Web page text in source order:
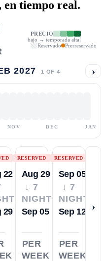
en tiempo real.
PRECIO
bajo → temporada alta
Reservado
Prerreservado
2027 1 OF 4 ›
NOV DEC JAN
22
29
RESERVED
Aug 29
↓ 7
NIGHTS
Sep 05
PER
WEEK
RESERVED
Sep 05
↓ 7
NIGHTS
Sep 12
PER
WEEK
›